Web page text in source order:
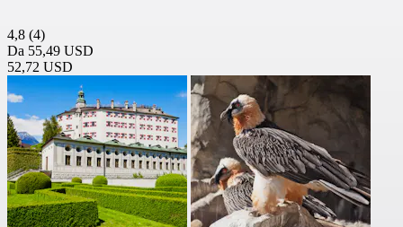
4,8 (4)
Da 55,49 USD
52,72 USD